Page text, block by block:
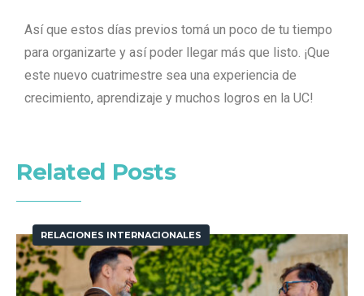
Así que estos días previos tomá un poco de tu tiempo
para organizarte y así poder llegar más que listo. ¡Que
este nuevo cuatrimestre sea una experiencia de
crecimiento, aprendizaje y muchos logros en la UC!
Related Posts
RELACIONES INTERNACIONALES